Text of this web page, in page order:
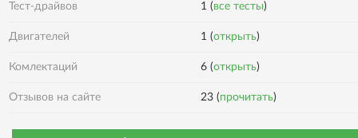
Тест-драйвов 1 (все тесты)
Двигателей 1 (открыть)
Комлектаций 6 (открыть)
Отзывов на сайте 23 (прочитать)